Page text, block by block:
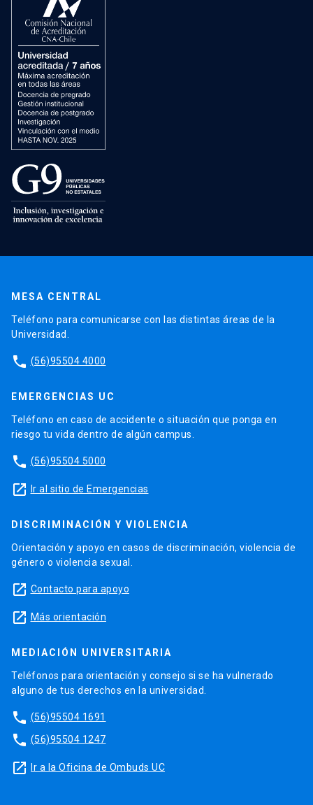
MESA CENTRAL
Teléfono para comunicarse con las distintas áreas de la
Universidad.
phone (56)95504 4000
EMERGENCIAS UC
Teléfono en caso de accidente o situación que ponga en
riesgo tu vida dentro de algún campus.
phone (56)95504 5000
launch Ir al sitio de Emergencias
DISCRIMINACIÓN Y VIOLENCIA
Orientación y apoyo en casos de discriminación, violencia de
género o violencia sexual.
launch Contacto para apoyo
launch Más orientación
MEDIACIÓN UNIVERSITARIA
Teléfonos para orientación y consejo si se ha vulnerado
alguno de tus derechos en la universidad.
phone (56)95504 1691
phone (56)95504 1247
launch Ir a la Oficina de Ombuds UC